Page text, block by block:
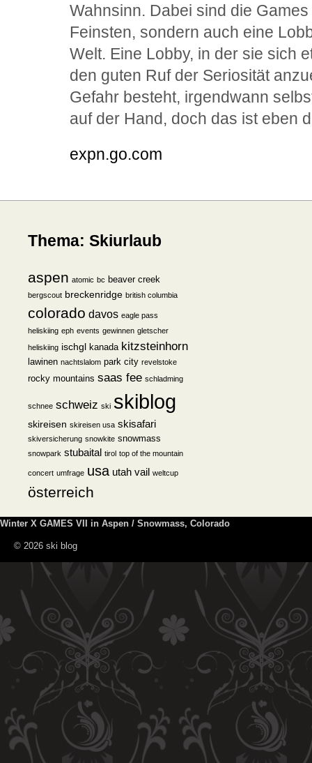
Wahnsinn. Dabei sind die
Feinsten, sondern auch eine
Welt. Eine Lobby, in der sie sich
den guten Ruf der Seriosität
Gefahr besteht, irgendwann
auf der Hand, doch das ist eben
expn.go.com
Thema: Skiurlaub
aspen atomic bc beaver creek
bergscout breckenridge british columbia
colorado davos eagle pass
heliskiing eph events gewinnen gletscher
heliskiing ischgl kanada kitzsteinhorn
lawinen nachtslalom park city revelstoke
rocky mountains saas fee schladming
schnee schweiz ski skiblog
skireisen skireisen usa skisafari
skiversicherung snowkite snowmass
snowpark stubaital tirol top of the mountain
concert umfrage usa utah vail weltcup
österreich
Winter X GAMES VII in Aspen / Snowmass, Colorado
© 2026 ski blog